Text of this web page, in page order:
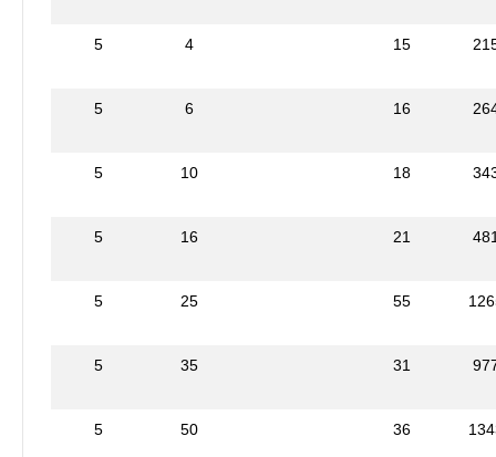
5 4 15
5 6 16
5 10 18
5 16 21
5 25 55
5 35 31
5 50 36